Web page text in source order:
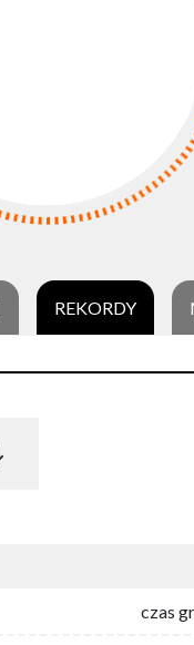
REKORDY
czas